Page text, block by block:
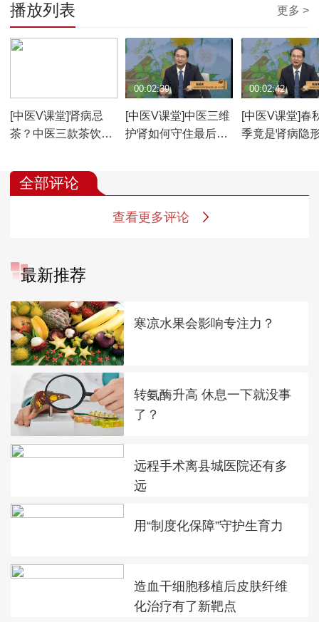
播放列表 更多 >
[中医V课堂]肾病忌
茶？中医三款茶饮护
[中医V课堂]中医三维
护肾如何守住最后防
00:02:39
[中医V课堂]春
季竟是肾病隐
00:02:42
全部评论
查看更多评论
最新推荐
寒凉水果会影响专注力？
转氨酶升高 休息一下就没事
了？
远程手术离县城医院还有多
远
用“制度化保障”守护生育力
造血干细胞移植后皮肤纤维
化治疗有了新靶点